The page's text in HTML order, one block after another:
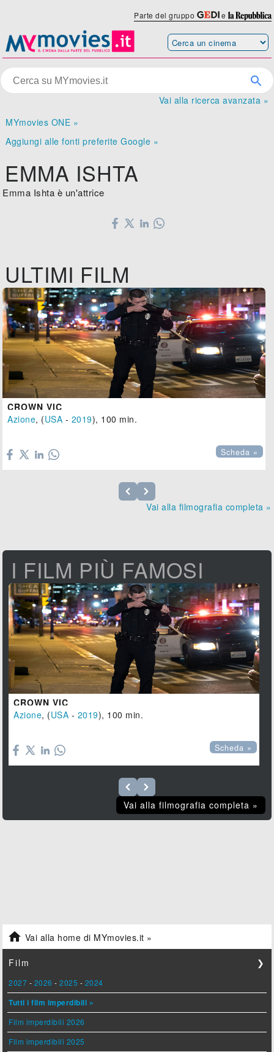
Parte del gruppo e
Vai alla ricerca avanzata »
MYmovies ONE »
Aggiungi alle fonti preferite Google »
EMMA ISHTA
Emma Ishta è un'attrice
ULTIMI FILM
CROWN VIC
Azione, (USA - 2019), 100 min.
Scheda »
Vai alla filmografia completa »
I FILM PIÙ FAMOSI
CROWN VIC
Azione, (USA - 2019), 100 min.
Scheda »
Vai alla filmografia completa »
 Vai alla home di MYmovies.it »
Film ❯
2027 - 2026 -2025 - 2024
Tutti i film imperdibili »
Film imperdibili 2026
Film imperdibili 2025